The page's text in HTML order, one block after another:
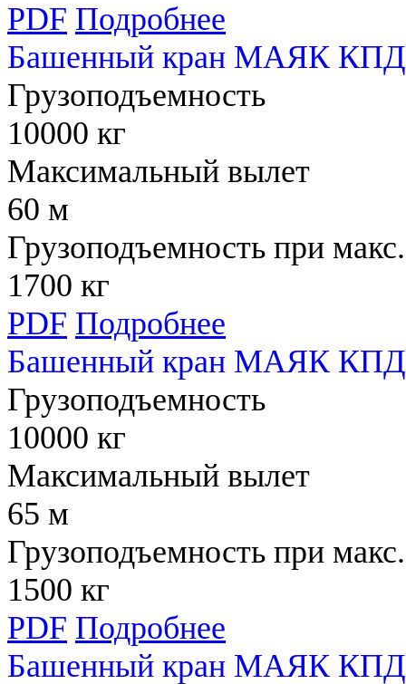
PDF Подробнее
Башенный кран МАЯК КПД
Грузоподъемность
10000 кг
Максимальный вылет
60 м
Грузоподъемность при
1700 кг
PDF Подробнее
Башенный кран МАЯК КПД
Грузоподъемность
10000 кг
Максимальный вылет
65 м
Грузоподъемность при
1500 кг
PDF Подробнее
Башенный кран МАЯК КПД